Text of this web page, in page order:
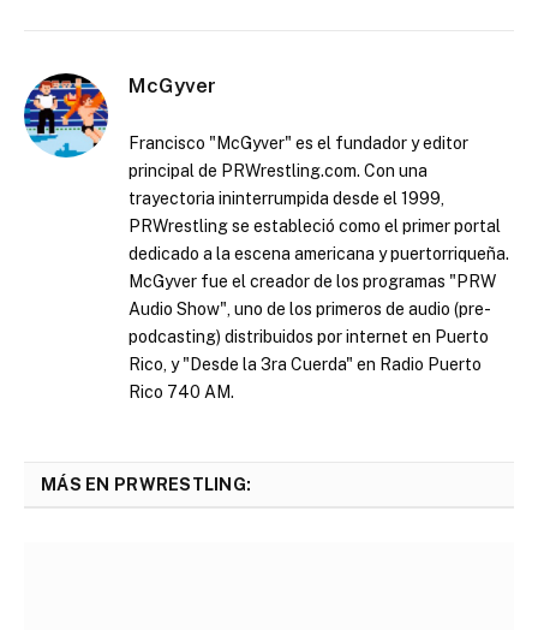
McGyver
Francisco "McGyver" es el fundador y editor
principal de PRWrestling.com. Con una
trayectoria ininterrumpida desde el 1999,
PRWrestling se estableció como el primer portal
dedicado a la escena americana y puertorriqueña.
McGyver fue el creador de los programas "PRW
Audio Show", uno de los primeros de audio (pre-
podcasting) distribuidos por internet en Puerto
Rico, y "Desde la 3ra Cuerda" en Radio Puerto
Rico 740 AM.
MÁS EN PRWRESTLING: